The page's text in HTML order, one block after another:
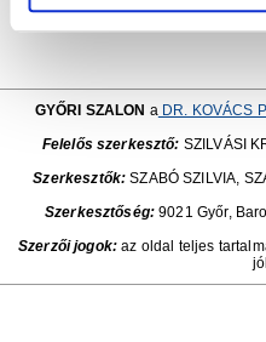
GYŐRI SZALON aDR. KOVÁCS
Felelős szerkesztő: SZILVÁSI
Szerkesztők:SZABÓ SZILVIA,
Szerkesztőség: 9021 Győr,
Szerzői jogok: az oldal teljes